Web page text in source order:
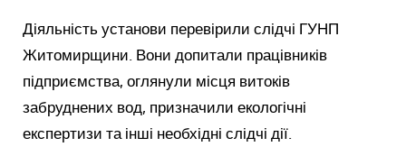
Діяльність установи перевірили слідчі ГУНП
Житомирщини. Вони допитали працівників
підприємства, оглянули місця витоків
забруднених вод, призначили екологічні
експертизи та інші необхідні слідчі дії.